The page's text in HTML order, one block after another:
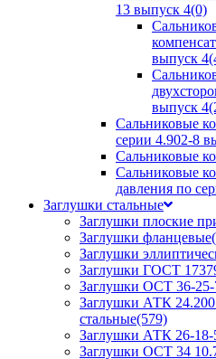
13 выпуск 4(0)
выпуск 4
выпуск 4
Сальниковые
серии 4.902-8
Сальниковые
Сальниковые
давления по
Заглушки стальные
Заглушки плоские
Заглушки фланцевые
Заглушки
Заглушки ГОСТ
Заглушки ОСТ 36-25-
Заглушки АТК
стальные(579)
Заглушки АТК 26-18-
Заглушки ОСТ 34